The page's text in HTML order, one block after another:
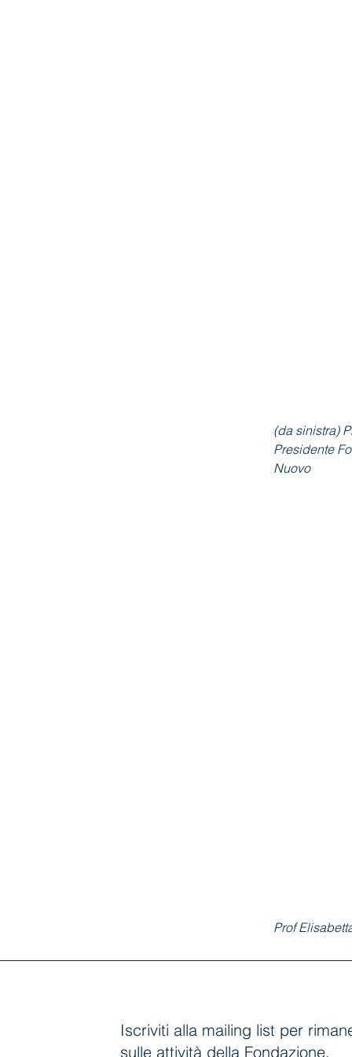
(da sinistra)
Presidente
Nuovo
Prof
Iscriviti alla mailing list per
sulle attività della Fondazione.